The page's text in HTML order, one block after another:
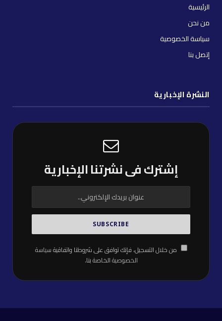
الرئيسية
من نحن
سياسة الخصوصية
إتصل بنا
النشرة الإخبارية
إشترك فى نشرتنا الإخبارية
من خلال التسجيل، فإنك توافق على شروطنا واتفاقيةسياسة
الخصوصيةالخاصة بنا.